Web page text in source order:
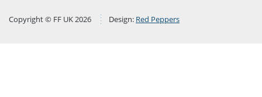
Copyright © FF UK 2026 Design: Red Peppers